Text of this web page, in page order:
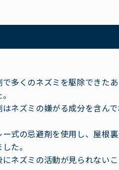
で多くのネズミを駆除できた
はネズミの嫌がる成分を含ん
ー式の忌避剤を使用し、屋根
た。
ネズミの活動が見られない